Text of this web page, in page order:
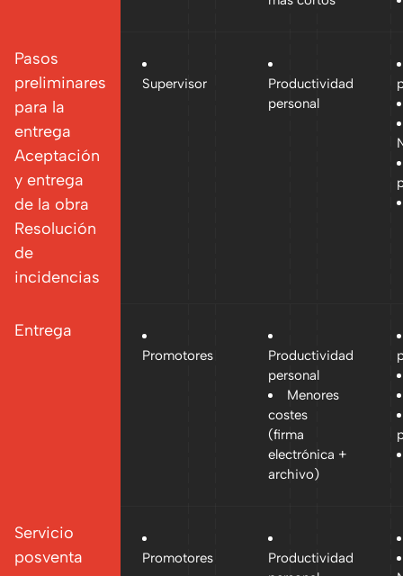
Pasos
preliminares
para la
entrega
Aceptación
y entrega
de la obra
Resolución
de
incidencias
Supervisor
Productividad
personal
Entrega
Promotores
Productividad
personal
Menores
costes
(firma
electrónica +
archivo)
Servicio
posventa
Promotores
Productividad